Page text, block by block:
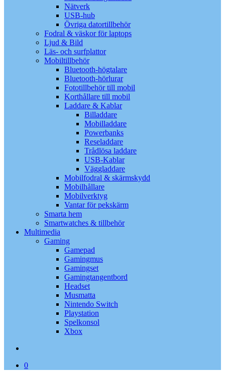
Nätverk
USB-hub
Övriga datortillbehör
Fodral & väskor för laptops
Ljud & Bild
Läs- och surfplattor
Mobiltillbehör
Bluetooth-högtalare
Bluetooth-hörlurar
Fototillbehör till mobil
Korthållare till mobil
Laddare & Kablar
Billaddare
Mobilladdare
Powerbanks
Reseladdare
Trådlösa laddare
USB-Kablar
Väggladdare
Mobilfodral & skärmskydd
Mobilhållare
Mobilverktyg
Vantar för pekskärm
Smarta hem
Smartwatches & tillbehör
Multimedia
Gaming
Gamepad
Gamingmus
Gamingset
Gamingtangentbord
Headset
Musmatta
Nintendo Switch
Playstation
Spelkonsol
Xbox
0